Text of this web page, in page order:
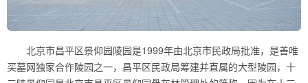
北京市昌平区景仰园陵园是1999年由北京市民政局批准，是善唯
买墓网独家合作陵园之一，昌平区民政局筹建并直属的大型陵园，十